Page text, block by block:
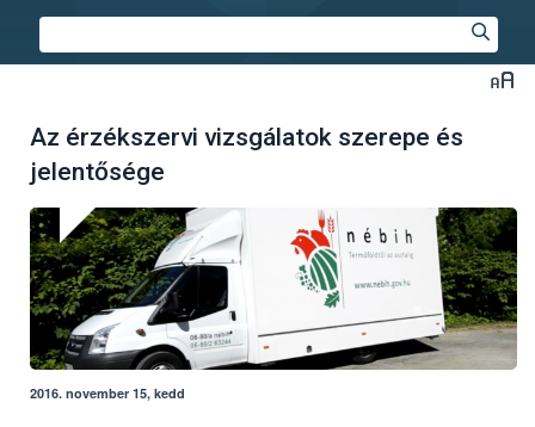
Az érzékszervi vizsgálatok szerepe és
jelentősége
2016. november 15, kedd